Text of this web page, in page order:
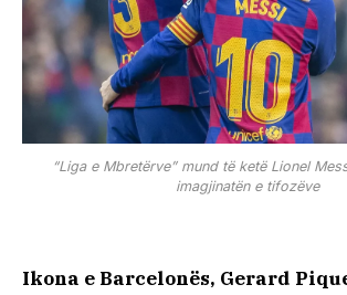
“Liga e Mbretërve” mund të ketë Lionel
imagjinatën e tifozëve
Ikona e Barcelonës, Gerard